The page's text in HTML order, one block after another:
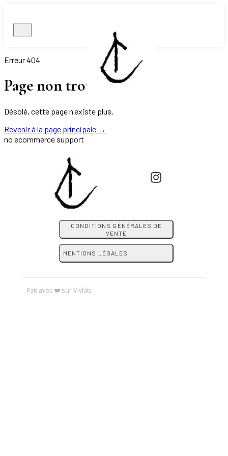
Erreur 404
Page non trouvée.
Désolé, cette page n'existe plus.
Revenir à la page principale →
no ecommerce support
CONDITIONS GÉNÉRALES DE
VENTE
MENTIONS LÉGALES
Fait avec ❤️ sur Vivlab.